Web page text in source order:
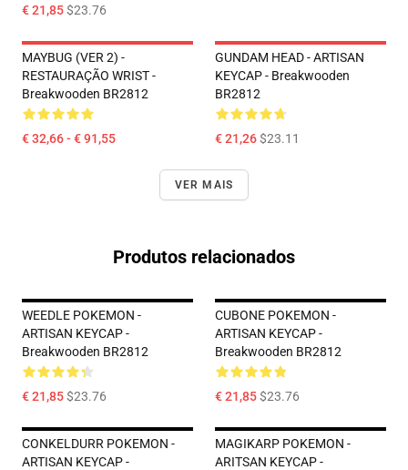
€ 21,85$23.76
MAYBUG (VER 2) -
RESTAURAÇÃO WRIST -
Breakwooden BR2812
€ 32,66 - € 91,55
GUNDAM HEAD - ARTISAN
KEYCAP - Breakwooden
BR2812
€ 21,26$23.11
VER MAIS
Produtos relacionados
WEEDLE POKEMON -
ARTISAN KEYCAP -
Breakwooden BR2812
€ 21,85$23.76
CUBONE POKEMON -
ARTISAN KEYCAP -
Breakwooden BR2812
€ 21,85$23.76
CONKELDURR POKEMON -
ARTISAN KEYCAP -
MAGIKARP POKEMON -
ARITSAN KEYCAP -